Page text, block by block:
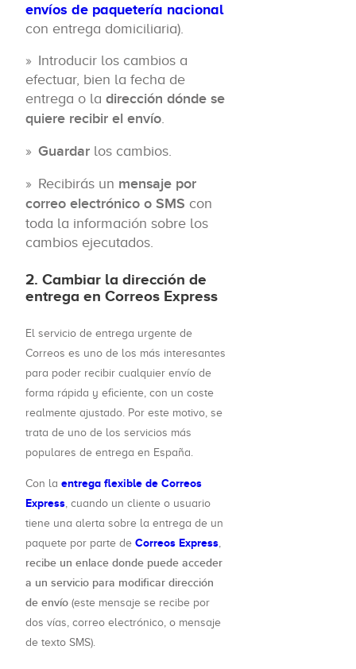
envíos de paquetería nacional
con entrega domiciliaria).
Introducir los cambios a
efectuar, bien la fecha de
entrega o la dirección dónde se
quiere recibir el envío
Guardar los cambios.
Recibirás un mensaje por
correo electrónico o SMS con
toda la información sobre los
cambios ejecutados.
2. Cambiar la dirección de
entrega en Correos Express
El servicio de entrega urgente de
Correos es uno de los más interesantes
para poder recibir cualquier envío de
forma rápida y eficiente, con un coste
realmente ajustado. Por este motivo, se
trata de uno de los servicios más
populares de entrega en España.
Con la entrega flexible de Correos
Express , cuando un cliente o usuario
tiene una alerta sobre la entrega de un
paquete por parte de Correos Express
recibe un enlace donde puede acceder
a un servicio para modificar dirección
de envío (este mensaje se recibe por
dos vías, correo electrónico, o mensaje
de texto SMS).